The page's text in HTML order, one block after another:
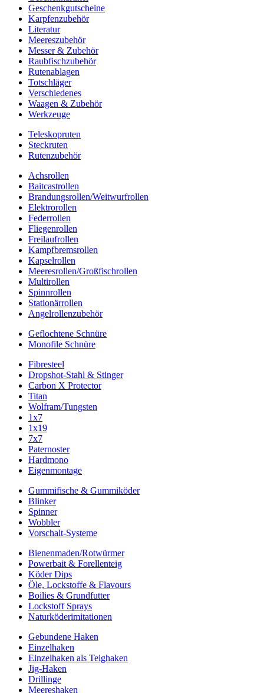
Geschenkgutscheine
Karpfenzubehör
Literatur
Meereszubehör
Messer & Zubehör
Raubfischzubehör
Rutenablagen
Totschläger
Verschiedenes
Waagen & Zubehör
Werkzeuge
Teleskopruten
Steckruten
Rutenzubehör
Achsrollen
Baitcastrollen
Brandungsrollen/Weitwurfrollen
Elektrorollen
Federrollen
Fliegenrollen
Freilaufrollen
Kampfbremsrollen
Kapselrollen
Meeresrollen/Großfischrollen
Multirollen
Spinnrollen
Stationärrollen
Angelrollenzubehör
Geflochtene Schnüre
Monofile Schnüre
Fibresteel
Dropshot-Stahl & Stinger
Carbon X Protector
Titan
Wolfram/Tungsten
1x7
1x19
7x7
Paternoster
Hardmono
Eigenmontage
Gummifische & Gummiköder
Blinker
Spinner
Wobbler
Vorschalt-Systeme
Bienenmaden/Rotwürmer
Powerbait & Forellenteig
Köder Dips
Öle, Lockstoffe & Flavours
Boilies & Grundfutter
Lockstoff Sprays
Naturköderimitationen
Gebundene Haken
Einzelhaken
Einzelhaken als Teighaken
Jig-Haken
Drillinge
Meereshaken